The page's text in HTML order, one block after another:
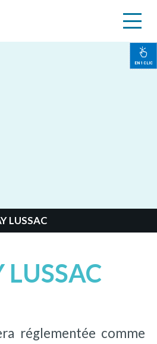
EN 1 CLIC
LUSSAC
LUSSAC
réglementée comme